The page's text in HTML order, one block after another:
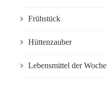
Frühstück
Hüttenzauber
Lebensmittel der Woche